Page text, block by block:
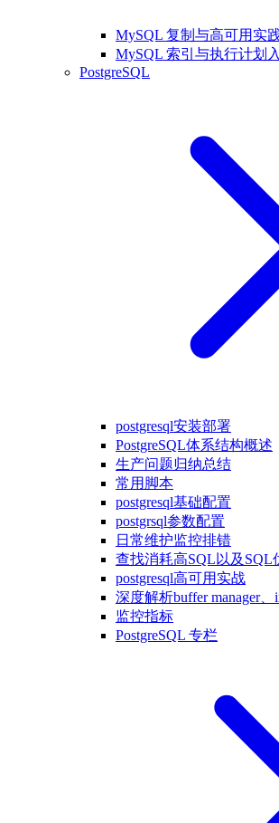
MySQL 复制与高可用实
MySQL 索引与执行计划
PostgreSQL
postgresql安装部署
PostgreSQL体系结构概述
生产问题归纳总结
常用脚本
postgresql基础配置
postgrsql参数配置
日常维护监控排错
查找消耗高SQL以及SQL
postgresql高可用实战
深度解析buffer manager、
监控指标
PostgreSQL 专栏